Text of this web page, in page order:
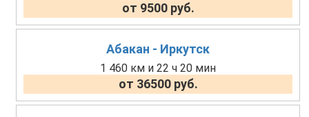
от 9500 руб.
Абакан - Иркутск
1 460 км и 22 ч 20 мин
от 36500 руб.